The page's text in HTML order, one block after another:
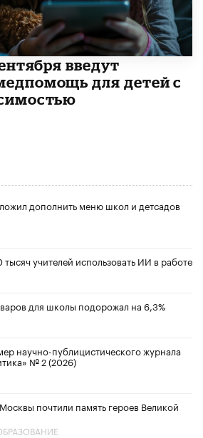
введут
для детей с
дополнить меню школ и детсадов
учителей использовать ИИ в работе
для школы подорожал на 6,3%
научно-публицистического журнала
№ 2 (2026)
почтили память героев Великой